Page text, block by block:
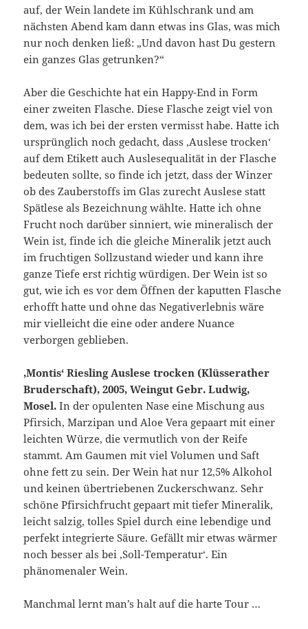
auf, der Wein landete im Kühlschrank und am
nächsten Abend kam dann etwas ins Glas, was mich
nur noch denken ließ: „Und davon hast Du gestern
ein ganzes Glas getrunken?“
Aber die Geschichte hat ein Happy-End in Form
einer zweiten Flasche. Diese Flasche zeigt viel von
dem, was ich bei der ersten vermisst habe. Hatte ich
ursprünglich noch gedacht, dass ‚Auslese trocken‘
auf dem Etikett auch Auslesequalität in der Flasche
bedeuten sollte, so finde ich jetzt, dass der Winzer
ob des Zauberstoffs im Glas zurecht Auslese statt
Spätlese als Bezeichnung wählte. Hatte ich ohne
Frucht noch darüber sinniert, wie mineralisch der
Wein ist, finde ich die gleiche Mineralik jetzt auch
im fruchtigen Sollzustand wieder und kann ihre
ganze Tiefe erst richtig würdigen. Der Wein ist so
gut, wie ich es vor dem Öffnen der kaputten Flasche
erhofft hatte und ohne das Negativerlebnis wäre
mir vielleicht die eine oder andere Nuance
verborgen geblieben.
‚Montis‘ Riesling Auslese trocken (Klüsserather
Bruderschaft), 2005, Weingut Gebr. Ludwig,
Mosel. In der opulenten Nase eine Mischung aus
Pfirsich, Marzipan und Aloe Vera gepaart mit einer
leichten Würze, die vermutlich von der Reife
stammt. Am Gaumen mit viel Volumen und Saft
ohne fett zu sein. Der Wein hat nur 12,5% Alkohol
und keinen übertriebenen Zuckerschwanz. Sehr
schöne Pfirsichfrucht gepaart mit tiefer Mineralik,
leicht salzig, tolles Spiel durch eine lebendige und
perfekt integrierte Säure. Gefällt mir etwas wärmer
noch besser als bei ‚Soll-Temperatur‘. Ein
phänomenaler Wein.
Manchmal lernt man’s halt auf die harte Tour …